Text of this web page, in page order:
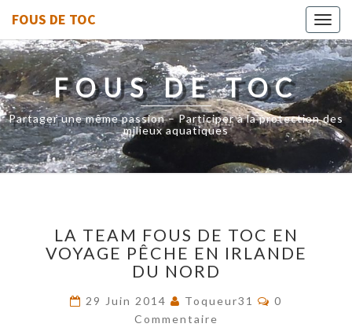
FOUS DE TOC
FOUS DE TOC
Partager une même passion – Participer à la protection des
milieux aquatiques
TEAM
FOUS
DE
EN
VOYAGE
LA TEAM FOUS DE TOC EN
VOYAGE PÊCHE EN IRLANDE
DU NORD
29 Juin 2014 Toqueur31
0
Commentaire